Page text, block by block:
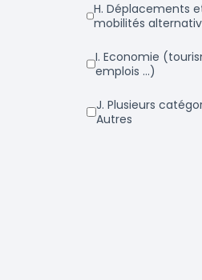
h. Déplacements et
mobilités
i. Economie (tourisme,
emplois ...)
j. Plusieurs catégories /
Autres